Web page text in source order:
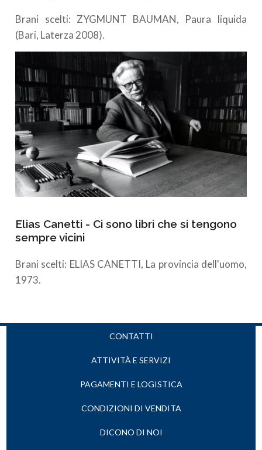
Brani scelti: ZYGMUNT BAUMAN, Paura liquida
(Bari, Laterza 2008).
Elias Canetti - Ci sono libri che si tengono
sempre vicini
Brani scelti: ELIAS CANETTI, La provincia dell'uomo,
1973.
CONTATTI
ATTIVITÀ E SERVIZI
PAGAMENTI E LOGISTICA
CONDIZIONI DI VENDITA
DICONO DI NOI